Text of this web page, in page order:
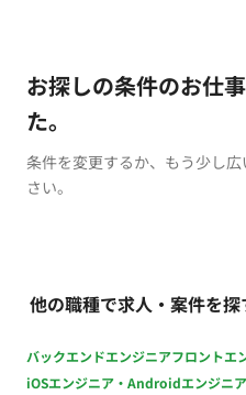
お探しの条件のお仕
た。
条件を変更するか、もう少し
さい。
他の職種で求人・案件を探
バックエンドエンジニアフロントエ
iOSエンジニア・Androidエンジニア